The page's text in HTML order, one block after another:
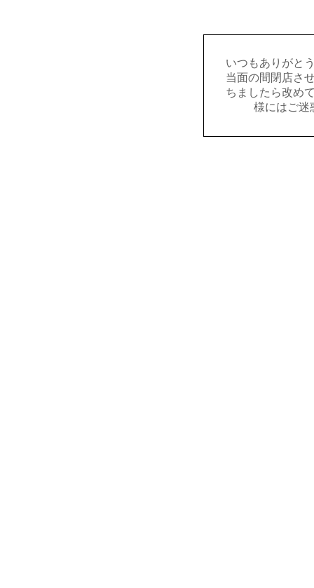
いつもありがと
当面の間閉店さ
ちましたら改め
様にはご迷